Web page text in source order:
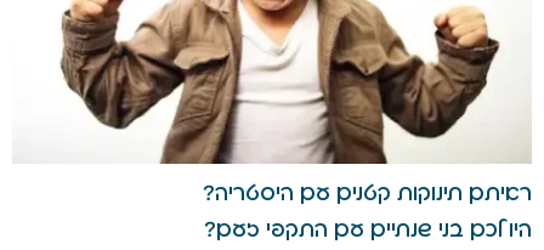
ראיתם תינוקות קטנים עם היסטריה?
היו לכם בני שנתיים עם התקפי זעם?